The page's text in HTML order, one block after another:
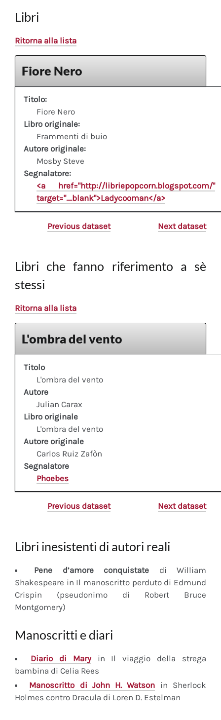
Libri
Ritorna alla lista
Fiore Nero
Titolo:
Fiore Nero
Libro originale:
Frammenti di buio
Autore originale:
Mosby Steve
Segnalatore:
<a href="http://libriepopcorn.blogspot.com/"
target="_blank">Ladycooman</a>
Previous dataset Next dataset
Libri che fanno riferimento a sè
stessi
Ritorna alla lista
L'ombra del vento
Titolo
L'ombra del vento
Autore
Julian Carax
Libro originale
L'ombra del vento
Autore originale
Carlos Ruiz Zafòn
Segnalatore
Phoebes
Previous dataset Next dataset
Libri inesistenti di autori reali
Pene d’amore conquistate di William
Shakespeare in Il manoscritto perduto di Edmund
Crispin (pseudonimo di Robert Bruce
Montgomery)
Manoscritti e diari
Diariodi Maryin Il viaggio della strega
bambina di Celia Rees
Manoscritto di John H. Watson in Sherlock
Holmes contro Dracula di Loren D. Estelman